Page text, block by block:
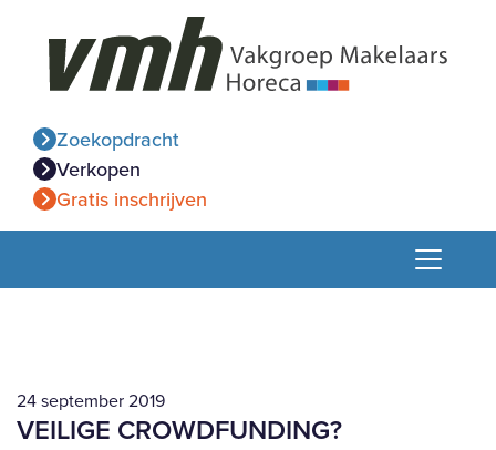
Zoekopdracht
Verkopen
Gratis inschrijven
24 september 2019
VEILIGE CROWDFUNDING?